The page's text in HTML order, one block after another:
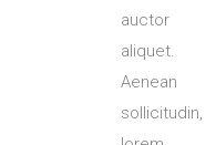
auctor
aliquet.
Aenean
sollicitudin,